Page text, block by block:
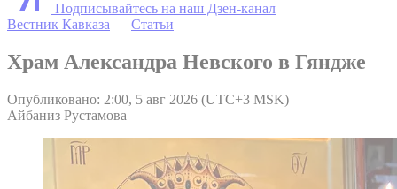
Подписывайтесь на наш Дзен-канал
Вестник Кавказа — Статьи
Храм Александра Невского в Гяндже
Опубликовано: 2:00, 5 авг 2026 (UTC+3 MSK)
Айбаниз Рустамова